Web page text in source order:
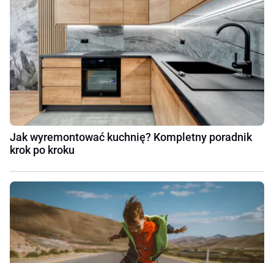
Jak wyremontować kuchnię? Kompletny poradnik
krok po kroku